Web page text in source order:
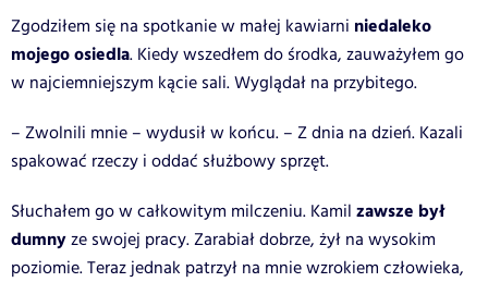
Zgodziłem się na spotkanie w małej kawiarni niedaleko
mojego osiedla. Kiedy wszedłem do środka, zauważyłem go
w najciemniejszym kącie sali. Wyglądał na przybitego.
– Zwolnili mnie – wydusił w końcu. – Z dnia na dzień. Kazali
spakować rzeczy i oddać służbowy sprzęt.
Słuchałem go w całkowitym milczeniu. Kamil zawsze był
dumnyze swojej pracy. Zarabiał dobrze, żył na wysokim
poziomie. Teraz jednak patrzył na mnie wzrokiem człowieka,